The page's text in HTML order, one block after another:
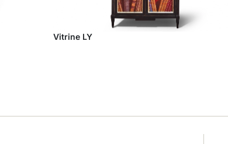
Vitrine LY